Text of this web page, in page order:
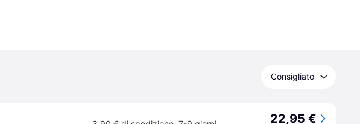
Consigliato
22,95 €